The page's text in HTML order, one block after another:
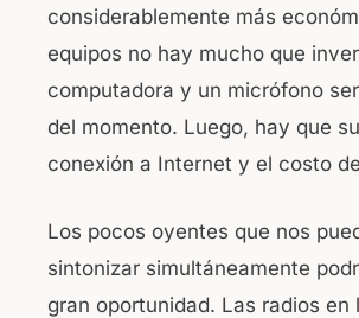
considerablemente más
equipos no hay mucho que
computadora y un micrófono
del momento. Luego, hay que
conexión a Internet y el costo
Los pocos oyentes que nos
sintonizar simultáneamente
gran oportunidad. Las radios en